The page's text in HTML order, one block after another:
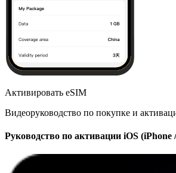
Активировать eSIM
Видеоруководство по покупке и
Руководство по активации iOS (iPhone